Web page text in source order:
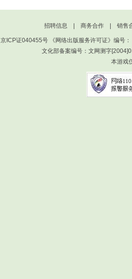
招聘信息 商务合作| 销售
京ICP证040455号《网络出版服务许可证》编号
文化部备案编号：文网测字
本游戏